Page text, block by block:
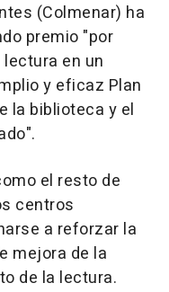
(Colmenar) ha
premio "por
en un
y eficaz Plan
la biblioteca y el
el resto de
centros
a reforzar la
mejora de la
de la lectura.